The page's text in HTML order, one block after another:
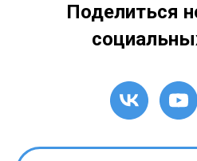
Поделиться